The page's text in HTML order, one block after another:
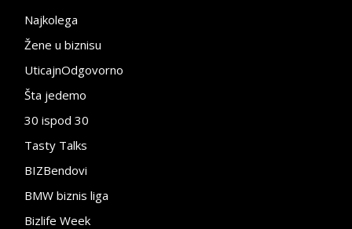
Najkolega
Žene u biznisu
UticajnOdgovorno
Šta jedemo
30 ispod 30
Tasty Talks
BIZBendovi
BMW biznis liga
Bizlife Week